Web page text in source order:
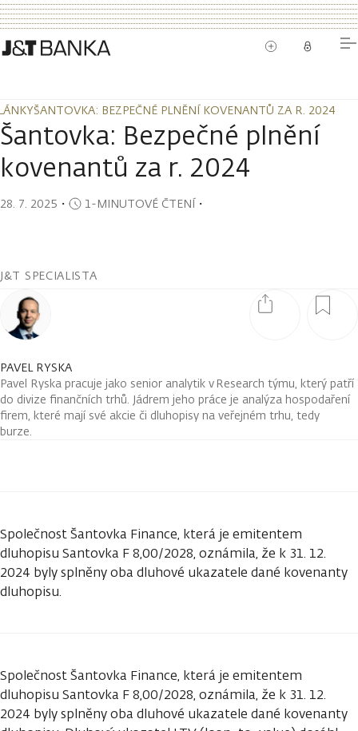
ŠANTOVKA: BEZPEČNÉ PLNĚNÍ KOVENANTŮ ZA R. 2024
ŠANTOVKA: BEZPEČNÉ PLNĚNÍ KOVENANTŮ ZA R. 2024
Šantovka: Bezpečné plnění
kovenantů za r. 2024
28. 7. 2025 ・ 1-MINUTOVÉ ČTENÍ・
J&T SPECIALISTA
PAVEL RYSKA
Pavel Ryska pracuje jako senior analytik v Research týmu, který patří
do divize finančních trhů. Jádrem jeho práce je analýza hospodaření
firem, které mají své akcie či dluhopisy na veřejném trhu, tedy
burze.
Společnost Šantovka Finance, která je emitentem
dluhopisu Santovka F 8,00/2028, oznámila, že k 31. 12.
2024 byly splněny oba dluhové ukazatele dané kovenanty
dluhopisu.
Společnost Šantovka Finance, která je emitentem
dluhopisu Santovka F 8,00/2028, oznámila, že k 31. 12.
2024 byly splněny oba dluhové ukazatele dané kovenanty